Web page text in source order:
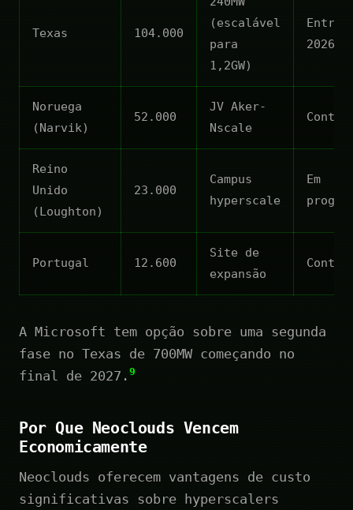
Texas 104.000
(escalável
para
1,2GW)
2026
Noruega
(Narvik)
52.000
JV Aker-
Nscale
Reino
Unido
(Loughton)
23.000
Campus
hyperscale
Em
Portugal 12.600
Site de
expansão
A Microsoft tem opção sobre uma segunda
fase no Texas de 700MW começando no
final de 2027. 9
Por Que Neoclouds Vencem
Economicamente
Neoclouds oferecem vantagens de custo
significativas sobre hyperscalers